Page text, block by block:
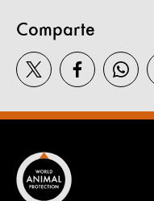
Comparte